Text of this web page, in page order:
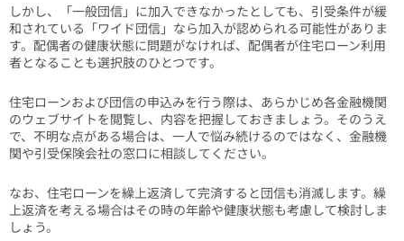
しかし、「一般団信」に加入できなかったとしても、引受条件が緩
和されている「ワイド団信」なら加入が認められる可能性がありま
す。配偶者の健康状態に問題がなければ、配偶者が住宅ローン利用
者となることも選択肢のひとつです。
住宅ローンおよび団信の申込みを行う際は、あらかじめ各金融機関
のウェブサイトを閲覧し、内容を把握しておきましょう。そのうえ
で、不明な点がある場合は、一人で悩み続けるのではなく、金融機
関や引受保険会社の窓口に相談してください。
なお、住宅ローンを繰上返済して完済すると団信も消滅します。繰
上返済を考える場合はその時の年齢や健康状態も考慮して検討しま
しょう。